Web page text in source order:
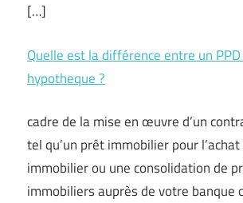
[…]
Quelle est la différence entre un
hypotheque ?
cadre de la mise en œuvre d’un
tel qu’un prêt immobilier pour l’achat
immobilier ou une consolidation de
immobiliers auprès de votre banque